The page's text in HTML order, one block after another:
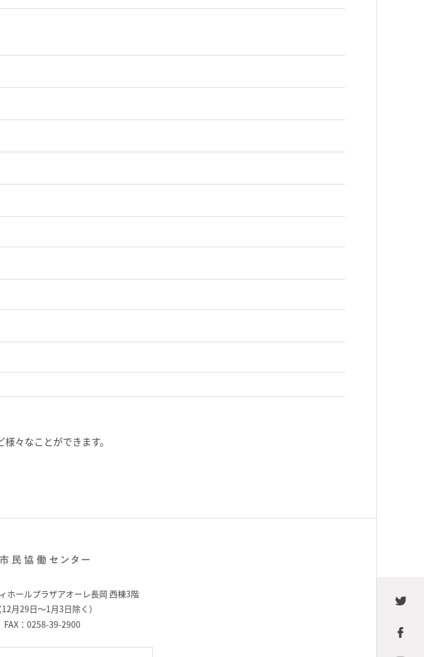
々なことができます。
ホールプラザアオーレ長岡 西棟3階
月29日～1月3日除く）
FAX：0258-39-2900